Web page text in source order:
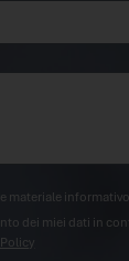
materiale
dei miei dati in